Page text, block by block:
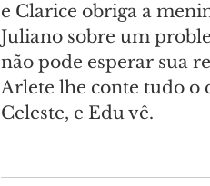
e Clarice obriga a
Juliano sobre um
não pode esperar sua
Arlete lhe conte tudo o
Celeste, e Edu vê.